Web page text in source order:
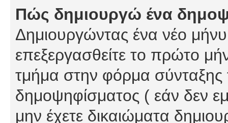
Πώς δημιουργώ ένα
Δημιουργώντας ένα νέο
επεξεργασθείτε το πρώτο
τμήμα στην φόρμα σύνταξης
δημοψηφίσματος ( εάν δεν
μην έχετε δικαιώματα